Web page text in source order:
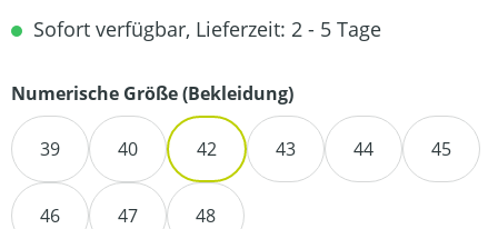
Sofort verfügbar, Lieferzeit: 2 - 5 Tage
Numerische Größe (Bekleidung)auswählen
39 40 42 43 44 45
46 47 48